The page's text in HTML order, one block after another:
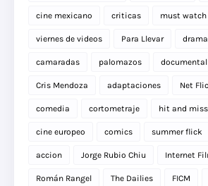
cine mexicano criticas must watch
viernes de videos Para Llevar drama
camaradas palomazos documental
Cris Mendoza adaptaciones Net
comedia cortometraje hit and miss
cine europeo comics summer flick
accion Jorge Rubio Chiu Internet
Román Rangel The Dailies FICM